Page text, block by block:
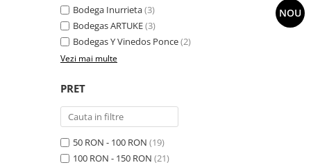
Bodega Inurrieta(3)
Bodegas ARTUKE(3)
Bodegas Y Vinedos Ponce(2)
Vezi mai multe
PRET
50 RON - 100 RON (19)
100 RON - 150 RON (21)
NOU